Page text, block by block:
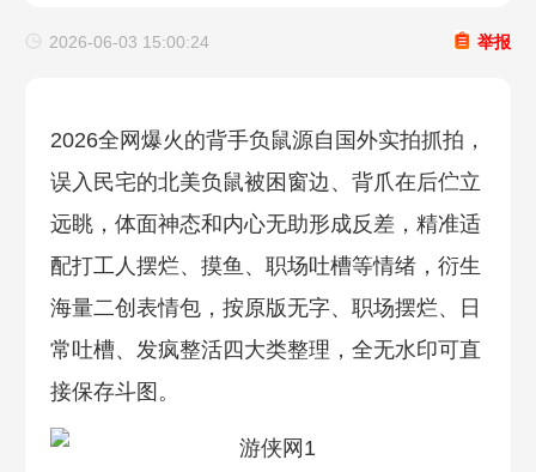
2026-06-03 15:00:24 举报
2026全网爆火的背手负鼠源自国外实拍抓拍，
误入民宅的北美负鼠被困窗边、背爪在后伫立
远眺，体面神态和内心无助形成反差，精准适
配打工人摆烂、摸鱼、职场吐槽等情绪，衍生
海量二创表情包，按原版无字、职场摆烂、日
常吐槽、发疯整活四大类整理，全无水印可直
接保存斗图。